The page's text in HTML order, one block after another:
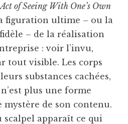
of Seeing With One’s Own
figuration ultime – ou la
– de la réalisation
: voir l’invu,
tout visible. Les corps
substances cachées,
plus une forme
mystère de son contenu.
apparaît ce qui